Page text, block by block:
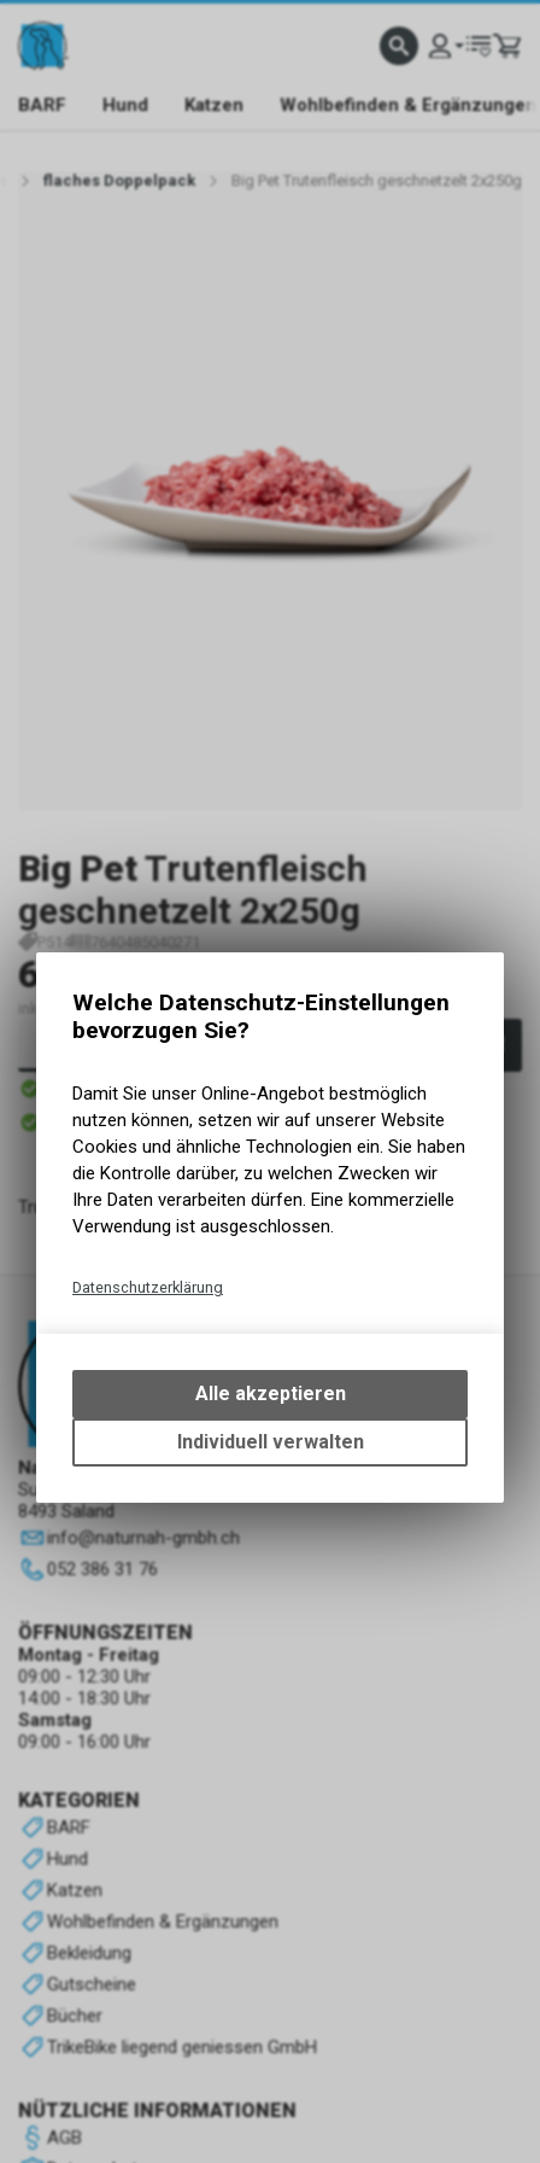
BARF Hund Katzen Wohlbefinden & Ergänzungen
flaches Doppelpack Big Pet Trutenfleisch geschnetzelt 2x250g
Big PetTrutenfleisch
geschnetzelt 2x250g
P514 7640485040271
6.90
inkl. MwSt., zzgl. Versandkosten
In den Warenkorb
Versand
Sofort abholbar
Abholung NaturNah GmbH
Trutenfleisch geschnetzelt 2x250g
NaturNah GmbH
Sunnehofstrasse 7
8493 Saland
info@naturnah-gmbh.ch
052 386 31 76
KATEGORIEN
BARF
Hund
Katzen
Wohlbefinden & Ergänzungen
Bekleidung
Gutscheine
Bücher
TrikeBike liegend geniessen GmbH
NÜTZLICHE INFORMATIONEN
AGB
ÖFFNUNGSZEITEN
Montag - Freitag
09:00 - 12:30 Uhr
14:00 - 18:30 Uhr
Samstag
09:00 - 16:00 Uhr
Welche Datenschutz-Einstellungen
bevorzugen Sie?
Damit Sie unser Online-Angebot bestmöglich
nutzen können, setzen wir auf unserer Website
Cookies und ähnliche Technologien ein. Sie haben
die Kontrolle darüber, zu welchen Zwecken wir
Ihre Daten verarbeiten dürfen. Eine kommerzielle
Verwendung ist ausgeschlossen.
Datenschutzerklärung
bestimmte Interaktionen und
Einstellungen auf Ihrem Gerät,
um die grundlegenden
Funktionen unseres Online-
ermöglichen. Bitte beachten Sie,
Alle akzeptieren
Individuell verwalten